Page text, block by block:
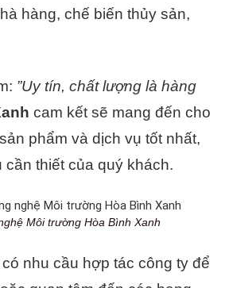
hàng, chế biến thủy sản,
”Uy tín, chất lượng là hàng
cam kết sẽ mang đến cho
phẩm và dịch vụ tốt nhất,
thiết của quý khách.
Môi trường Hòa Bình Xanh
nhu cầu hợp tác công ty để